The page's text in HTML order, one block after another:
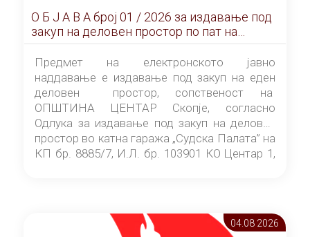
О Б Ј А В А брoj 01 / 2026 за издавање под
закуп на деловен простор по пат на
ЕЛЕКТРОНСКО ЈАВНО НАДДАВАЊЕ
Предмет на електронското јавно
наддавање е издавање под закуп на еден
деловен простор, сопственост на
ОПШТИНА ЦЕНТАР Скопје, согласно
Одлука за издавање под закуп на деловен
простор во катна гаража „Судска Палата” на
КП бр. 8885/7, И.Л. бр. 103901 КО Центар 1,
Скопје” број 9/2026), за времетраење од 3
(три) години од денот на потпишувањето на
04.08 2026